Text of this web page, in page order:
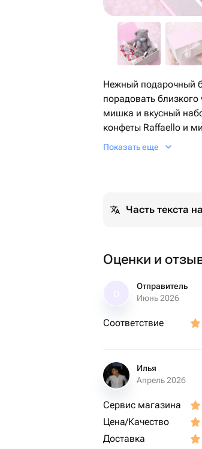
Нежный подарочный
порадовать
мишка и вкусный
конфеты Raffaello и
Стильный и
🍫 Ассорти сладостей
A charming gift box in
chocolate treats,
and mini jars of Nutella.
anniversaries,
🧸 Soft teddy bear
🍫 Chocolate sweet assortment
💝 Ready to gift
Показать еще
Часть текста
Оценки и
Отправитель
Июнь 2026
Соответствие
Илья
Апрель 2026
Сервис магазина
Цена/Качество
Доставка